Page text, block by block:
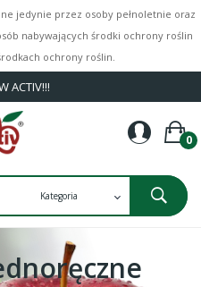
jedynie przez osoby pełnoletnie oraz
nabywających środki ochrony roślin
ochrony roślin.
ACTIV!!!
0